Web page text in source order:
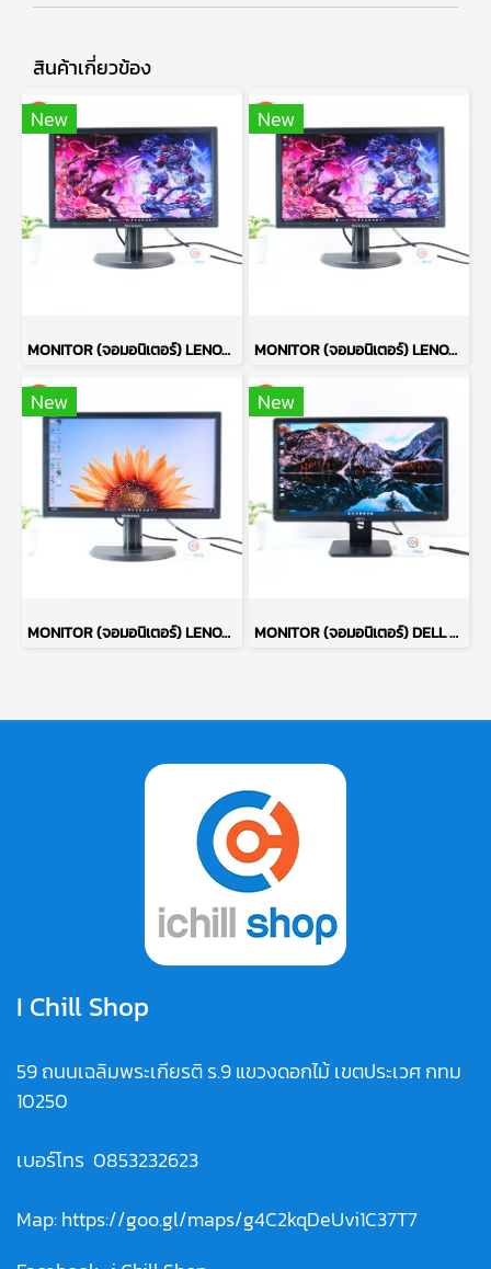
สินค้าเกี่ยวข้อง
New
MONITOR (จอมอนิเตอร์) LENOVO THINKVISION LT2223PWC 21.5 INCH TN FULL HD 60 Hz P17590
New
MONITOR (จอมอนิเตอร์) LENOVO THINKVISION LT2223PWC 21.5 INCH TN FULL HD 60 Hz P17589
New
MONITOR (จอมอนิเตอร์) LENOVO THINKVISION LT2223PWC 21.5 INCH TN FULL HD 60 Hz P17591
New
MONITOR (จอมอนิเตอร์) DELL E2215HVF 22 INCH TN FHD 60Hz P17433
I Chill Shop
59 ถนนเฉลิมพระเกียรติ ร.9 แขวงดอกไม้ เขตประเวศ กทม
10250
เบอร์โทร 0853232623
Map:https://goo.gl/maps/g4C2kqDeUvi1C37T7